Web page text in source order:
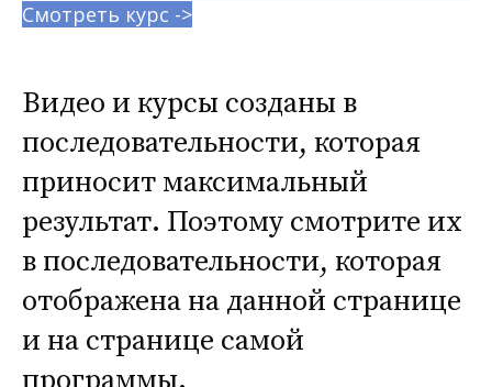
Смотреть курс ->
Видео и курсы созданы в
последовательности, которая
приносит максимальный
результат. Поэтому смотрите их
в последовательности, которая
отображена на данной странице
и на странице самой